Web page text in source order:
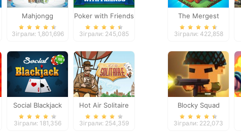
Mahjongg
Dimensions
Зіграли: 1,801,696
Poker with Friends
Зіграли: 245,085
Social Blackjack
Зіграли: 181,356
Hot Air Solitaire
Зіграли: 254,359
The Mergest
Kingdom
Зіграли: 422,858
Blocky Squad
Зіграли: 222,073